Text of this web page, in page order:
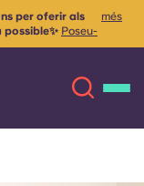
per oferir als
Poseu-
informació
més